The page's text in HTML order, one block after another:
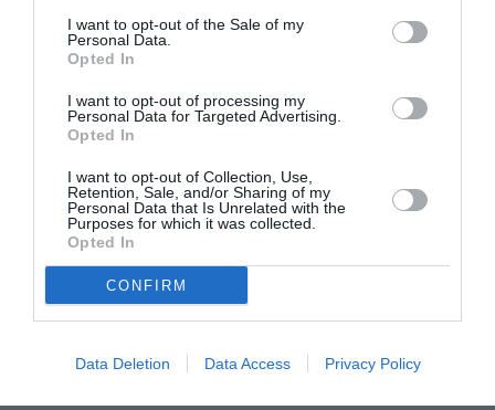
I want to opt-out of the Sale of my
Personal Data.
Opted In
I want to opt-out of processing my
Personal Data for Targeted Advertising.
Opted In
I want to opt-out of Collection, Use,
Retention, Sale, and/or Sharing of my
Personal Data that Is Unrelated with the
Purposes for which it was collected.
Opted In
CONFIRM
Data Deletion Data Access Privacy Policy
événements sportifs, autres que ceux pour lesquels il
■ il y a une invitation explicite à participer, adressée à
l’athlète ou au groupe sportif;
■ et les conditions ci-dessus citées sont remplies.
toujours à la Loi de l’Immigration.